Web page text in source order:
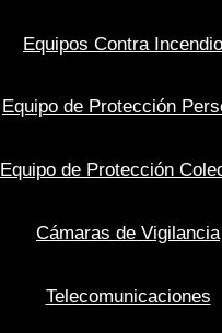
Equipos Contra
Equipo de Protección
Equipo de Protección
Cámaras de Vigilancia
Telecomunicaciones